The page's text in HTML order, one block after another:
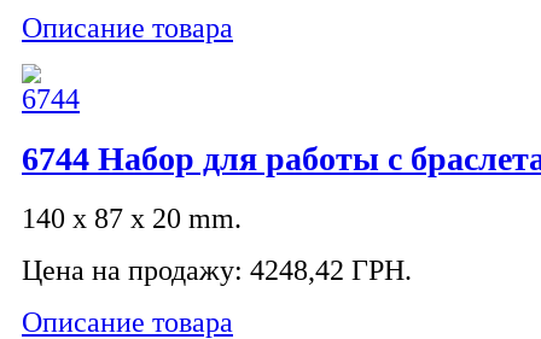
Описание товара
6744 Набор для работы с
140 x 87 x 20 mm.
Цена на продажу: 4248,42 ГРН.
Описание товара